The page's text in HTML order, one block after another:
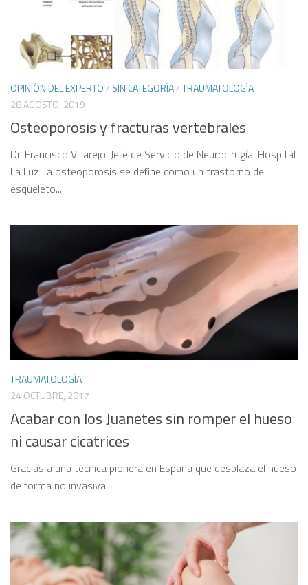
OPINIÓN DEL EXPERTO/ SIN CATEGORÍA/TRAUMATOLOGÍA
28 AGOSTO, 2019
Osteoporosis y fracturas vertebrales
Dr. Francisco Villarejo. Jefe de Servicio de Neurocirugía. Hospital
La Luz La osteoporosis se define como un trastorno del
esqueleto...
TRAUMATOLOGÍA
24 OCTUBRE, 2017
Acabar con los Juanetes sin romper el hueso
ni causar cicatrices
Gracias a una técnica pionera en España que desplaza el hueso
de forma no invasiva